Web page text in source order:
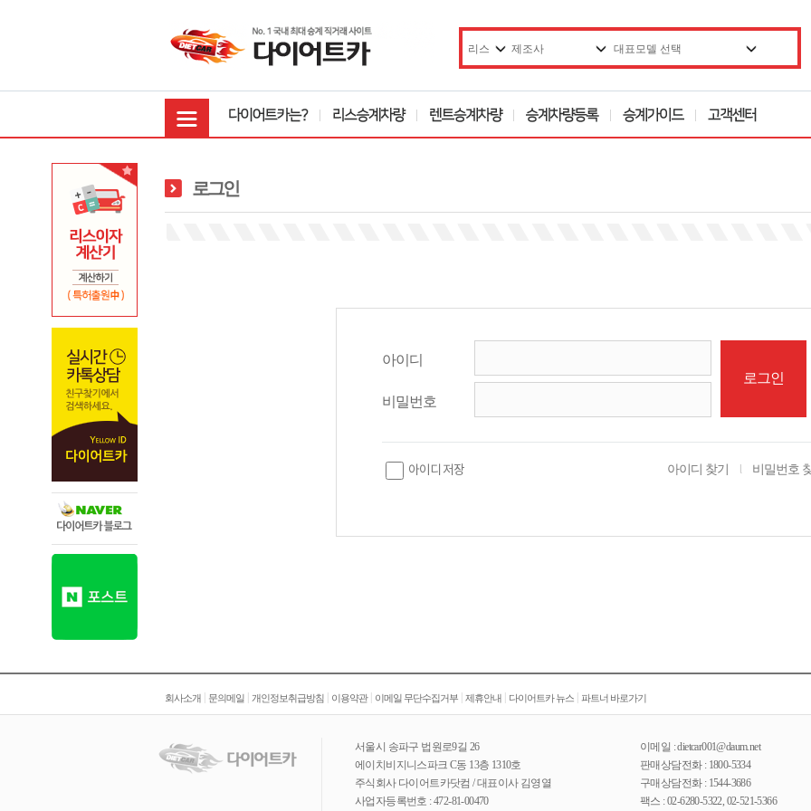
로그인
아이디
비밀번호
아이디 저장 아이디 찾기 l 비밀번호
회사소개 문의메일 개인정보취급방침 이용약관| 이메일 무단수집거부 제휴안내 다이어트카 뉴스 파트너 바로가기
서울시 송파구 법원로9길 26
에이치비지니스파크 C동 13층 1310호
주식회사 다이어트카닷컴 / 대표이사 김영열
사업자등록번호 : 472-81-00470
이메일 : dietcar001@daum.net
판매상담전화 : 1800-5334
구매상담전화 : 1544-3686
팩스 : 02-6280-5322, 02-521-5366